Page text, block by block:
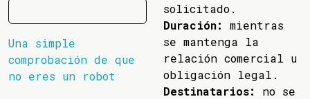
Una simple
comprobación de que
no eres un robot
solicitado.
Duración:
mientras
se mantenga la
relación comercial u
obligación legal.
Destinatarios:
no se